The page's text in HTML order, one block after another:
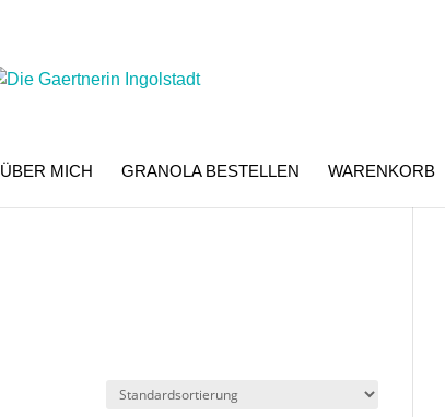
ÜBER MICH GRANOLA BESTELLEN WARENKORB